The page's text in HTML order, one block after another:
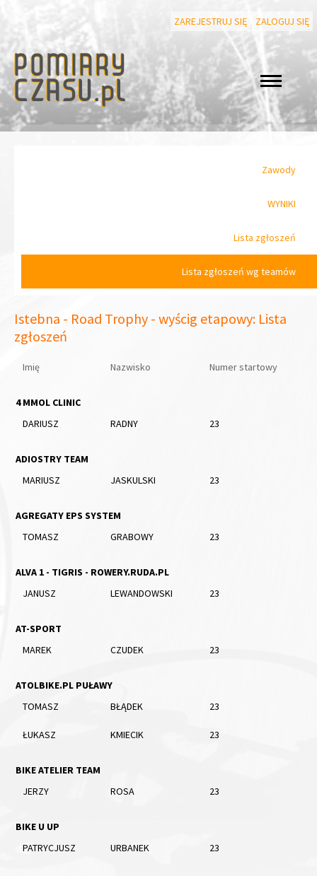
ZAREJESTRUJ SIĘ ZALOGUJ SIĘ
Zawody
WYNIKI
Lista zgłoszeń
Lista zgłoszeń wg teamów
Istebna - Road Trophy - wyścig etapowy: Lista
zgłoszeń
Imię Nazwisko Numer startowy
4 MMOL CLINIC
DARIUSZ
RADNY 23
ADIOSTRY TEAM
MARIUSZ
JASKULSKI 23
AGREGATY EPS SYSTEM
TOMASZ
GRABOWY 23
ALVA 1 - TIGRIS - ROWERY.RUDA.PL
JANUSZ
LEWANDOWSKI 23
AT-SPORT
MAREK
CZUDEK 23
ATOLBIKE.PL PUŁAWY
TOMASZ
BŁĄDEK 23
ŁUKASZ KMIECIK 23
BIKE ATELIER TEAM
JERZY
ROSA 23
BIKE U UP
PATRYCJUSZ
URBANEK 23